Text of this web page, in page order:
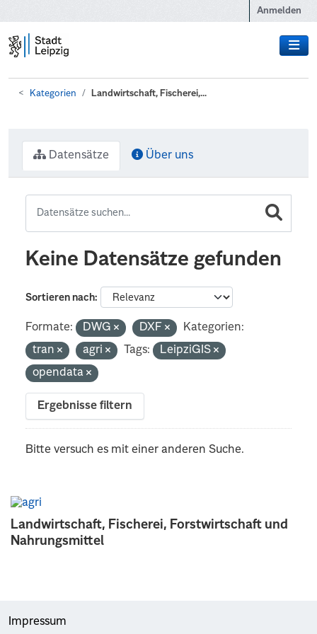
Anmelden
Kategorien Landwirtschaft, Fischerei,...
Landwirtschaft, Fischerei, Forstwirtschaft und
Nahrungsmittel
Datensätze Über uns
Keine Datensätze gefunden
Sortieren nach
Formate: DWG DXF
Kategorien:
tran
agri Tags:
LeipziGIS
opendata
Ergebnisse filtern
Bitte versuch es mit einer anderen Suche.
Impressum